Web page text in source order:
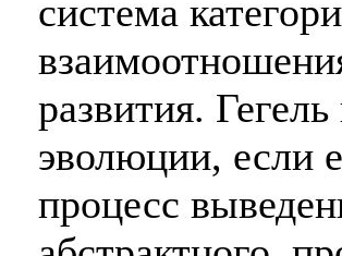
система
развития.
эволюции, если
процесс